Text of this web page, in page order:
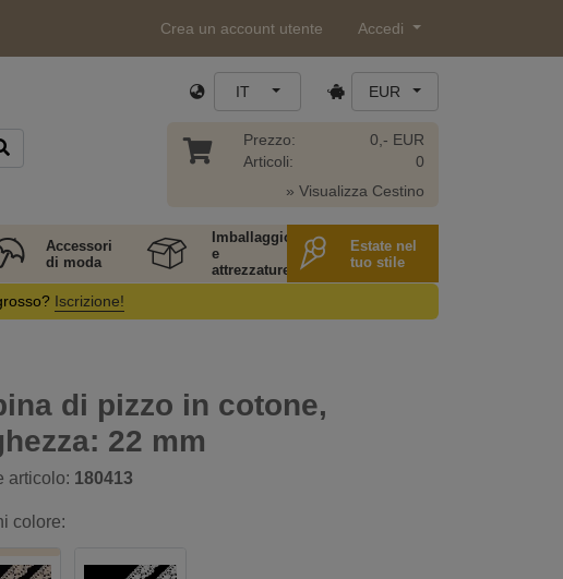
Crea un account utente Accedi
IT EUR
Prezzo:
Articoli:
0,- EUR
0
» Visualizza Cestino
Accessori
di moda
Imballaggio
e
attrezzature
Estate nel
tuo stile
Iscrizione!
di pizzo in cotone,
22 mm
articolo: 180413
colore: